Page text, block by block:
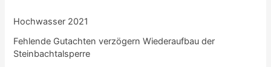
Hochwasser 2021
Fehlende Gutachten verzögern Wiederaufbau der
Steinbachtalsperre